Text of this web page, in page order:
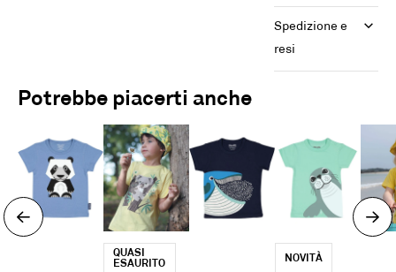
Spedizione e
resi
Potrebbe piacerti anche
QUASI
ESAURITO
NOVITÀ